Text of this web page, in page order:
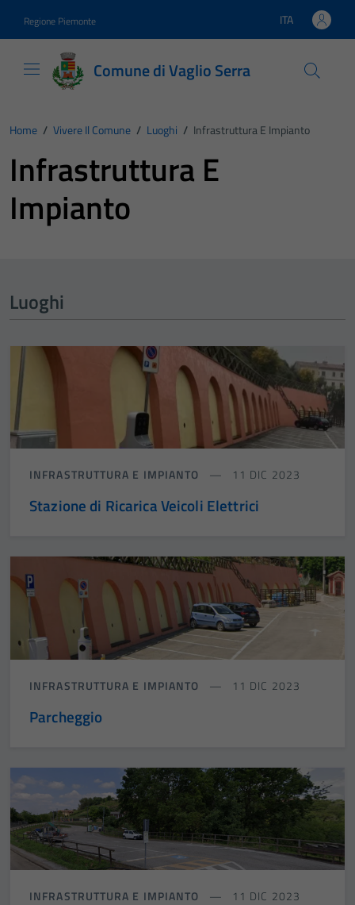
Regione Piemonte Lingua attiva:
ITA
Comune di Vaglio Serra
Home / Vivere Il Comune / Luoghi / Infrastruttura E Impianto
Infrastruttura E
Impianto
Luoghi
INFRASTRUTTURA E IMPIANTO 11 DIC 2023
Stazione di Ricarica Veicoli Elettrici
INFRASTRUTTURA E IMPIANTO 11 DIC 2023
Parcheggio
INFRASTRUTTURA E IMPIANTO 11 DIC 2023